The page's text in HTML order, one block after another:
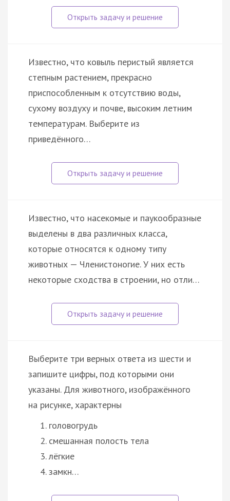
Известно, что ковыль перистый является
степным растением, прекрасно
приспособленным к отсутствию воды,
сухому воздуху и почве, высоким летним
температурам. Выберите из
приведённого…
Известно, что насекомые и паукообразные
выделены в два различных класса,
которые относятся к одному типу
животных — Членистоногие. У них есть
некоторые сходства в строении, но отли…
Выберите три верных ответа из шести и
запишите цифры, под которыми они
указаны. Для животного, изображённого
на рисунке, характерны
головогрудь
смешанная полость тела
лёгкие
замкн…